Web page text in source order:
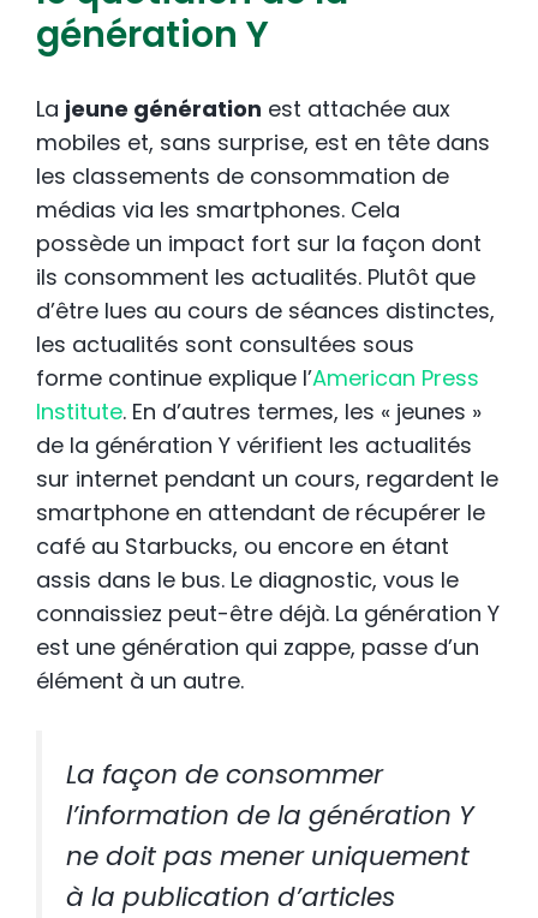
génération Y
La jeune génération est attachée aux
mobiles et, sans surprise, est en tête dans
les classements de consommation de
médias via les smartphones. Cela
possède un impact fort sur la façon dont
ils consomment les actualités. Plutôt que
d’être lues au cours de séances distinctes,
les actualités sont consultées sous
forme continue explique l’American Press
Institute. En d’autres termes, les « jeunes »
de la génération Y vérifient les actualités
sur internet pendant un cours, regardent le
smartphone en attendant de récupérer le
café au Starbucks, ou encore en étant
assis dans le bus. Le diagnostic, vous le
connaissiez peut-être déjà. La génération Y
est une génération qui zappe, passe d’un
élément à un autre.
La façon de consommer
l’information de la génération Y
ne doit pas mener uniquement
à la publication d’articles